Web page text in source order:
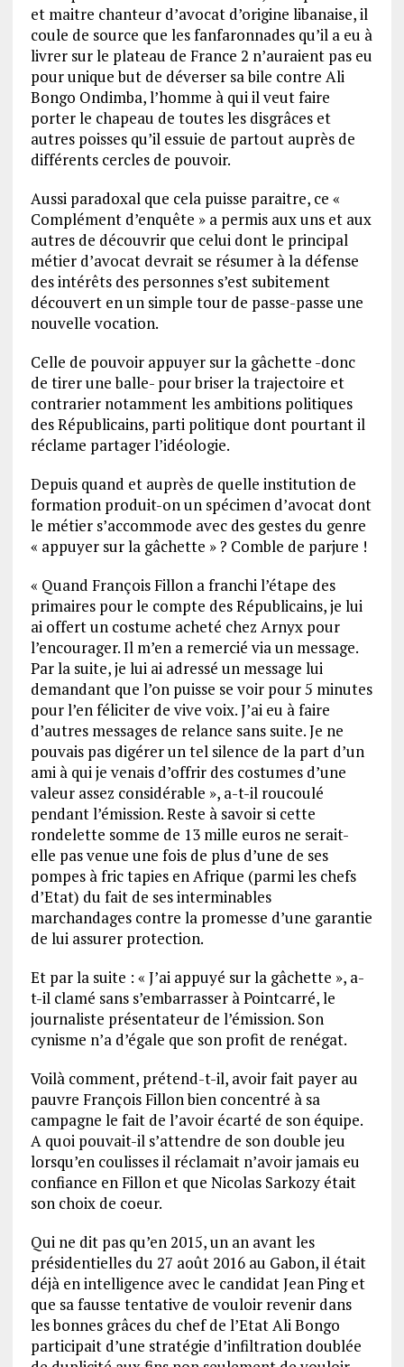
et maitre chanteur d’avocat d’origine libanaise, il
coule de source que les fanfaronnades qu’il a eu à
livrer sur le plateau de France 2 n’auraient pas eu
pour unique but de déverser sa bile contre Ali
Bongo Ondimba, l’homme à qui il veut faire
porter le chapeau de toutes les disgrâces et
autres poisses qu’il essuie de partout auprès de
différents cercles de pouvoir.
Aussi paradoxal que cela puisse paraitre, ce «
Complément d’enquête » a permis aux uns et aux
autres de découvrir que celui dont le principal
métier d’avocat devrait se résumer à la défense
des intérêts des personnes s’est subitement
découvert en un simple tour de passe-passe une
nouvelle vocation.
Celle de pouvoir appuyer sur la gâchette -donc
de tirer une balle- pour briser la trajectoire et
contrarier notamment les ambitions politiques
des Républicains, parti politique dont pourtant il
réclame partager l’idéologie.
Depuis quand et auprès de quelle institution de
formation produit-on un spécimen d’avocat dont
le métier s’accommode avec des gestes du genre
« appuyer sur la gâchette » ? Comble de parjure !
« Quand François Fillon a franchi l’étape des
primaires pour le compte des Républicains, je lui
ai offert un costume acheté chez Arnyx pour
l’encourager. Il m’en a remercié via un message.
Par la suite, je lui ai adressé un message lui
demandant que l’on puisse se voir pour 5 minutes
pour l’en féliciter de vive voix. J’ai eu à faire
d’autres messages de relance sans suite. Je ne
pouvais pas digérer un tel silence de la part d’un
ami à qui je venais d’offrir des costumes d’une
valeur assez considérable », a-t-il roucoulé
pendant l’émission. Reste à savoir si cette
rondelette somme de 13 mille euros ne serait-
elle pas venue une fois de plus d’une de ses
pompes à fric tapies en Afrique (parmi les chefs
d’Etat) du fait de ses interminables
marchandages contre la promesse d’une garantie
de lui assurer protection.
Et par la suite : « J’ai appuyé sur la gâchette », a-
t-il clamé sans s’embarrasser à Pointcarré, le
journaliste présentateur de l’émission. Son
cynisme n’a d’égale que son profit de renégat.
Voilà comment, prétend-t-il, avoir fait payer au
pauvre François Fillon bien concentré à sa
campagne le fait de l’avoir écarté de son équipe.
A quoi pouvait-il s’attendre de son double jeu
lorsqu’en coulisses il réclamait n’avoir jamais eu
confiance en Fillon et que Nicolas Sarkozy était
son choix de coeur.
Qui ne dit pas qu’en 2015, un an avant les
présidentielles du 27 août 2016 au Gabon, il était
déjà en intelligence avec le candidat Jean Ping et
que sa fausse tentative de vouloir revenir dans
les bonnes grâces du chef de l’Etat Ali Bongo
participait d’une stratégie d’infiltration doublée